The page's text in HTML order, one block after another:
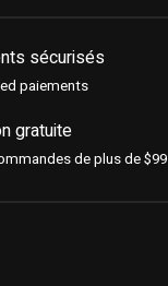
sécurisés
paiements
gratuite
de plus de $99